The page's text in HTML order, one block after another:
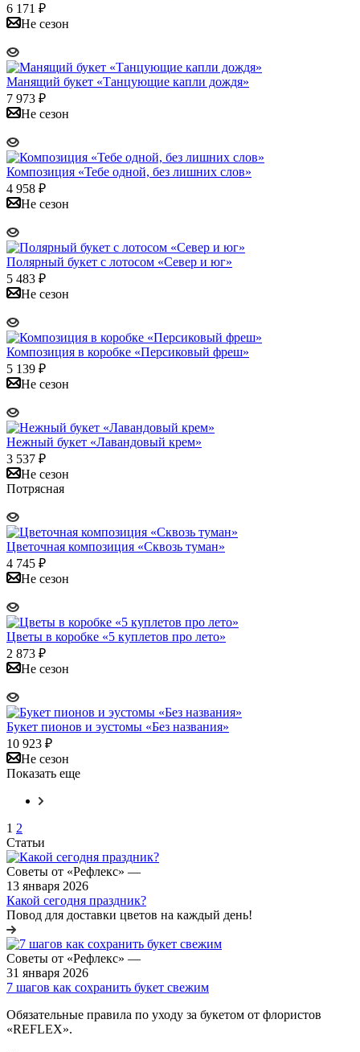
6 171 ₽
Не сезон
Манящий букет «Танцующие капли дождя»
7 973 ₽
Не сезон
Композиция «Тебе одной, без лишних слов»
4 958 ₽
Не сезон
Полярный букет с лотосом «Север и юг»
5 483 ₽
Не сезон
Композиция в коробке «Персиковый фреш»
5 139 ₽
Не сезон
Нежный букет «Лавандовый крем»
3 537 ₽
Не сезон
Потрясная
Цветочная композиция «Сквозь туман»
4 745 ₽
Не сезон
Цветы в коробке «5 куплетов про лето»
2 873 ₽
Не сезон
Букет пионов и эустомы «Без названия»
10 923 ₽
Не сезон
Показать еще
1 2
Статьи
Советы от «Рефлекс» —
13 января 2026
Какой сегодня праздник?
Повод для доставки цветов на каждый день!
Советы от «Рефлекс» —
31 января 2026
7 шагов как сохранить букет свежим
Обязательные правила по уходу за букетом от флористов
«REFLEX».